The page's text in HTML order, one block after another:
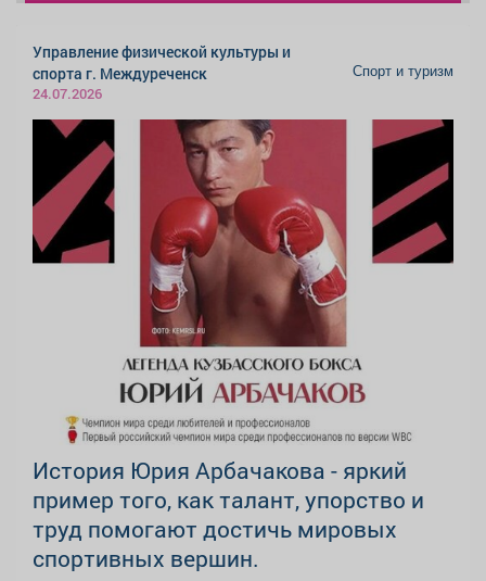
Управление физической культуры и
спорта г. Междуреченск
24.07.2026
Спорт и туризм
История Юрия Арбачакова - яркий
пример того, как талант, упорство и
труд помогают достичь мировых
спортивных вершин.